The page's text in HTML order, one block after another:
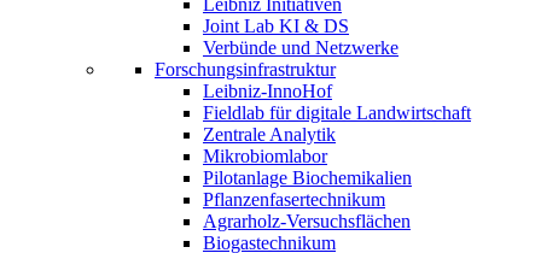
Leibniz Initiativen
Joint Lab KI & DS
Verbünde und Netzwerke
Forschungsinfrastruktur
Leibniz-InnoHof
Fieldlab für digitale Landwirtschaft
Zentrale Analytik
Mikrobiomlabor
Pilotanlage Biochemikalien
Pflanzenfasertechnikum
Agrarholz-Versuchsflächen
Biogastechnikum